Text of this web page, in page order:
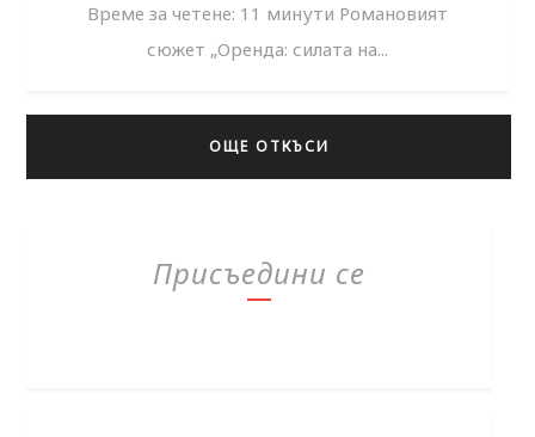
Време за четене: 11 минути Романовият
сюжет „Оренда: силата на...
ОЩЕ ОТКЪСИ
Присъедини се